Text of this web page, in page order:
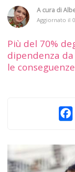
A cura di
Aggiornato il
Più del 70%
dipendenza
le